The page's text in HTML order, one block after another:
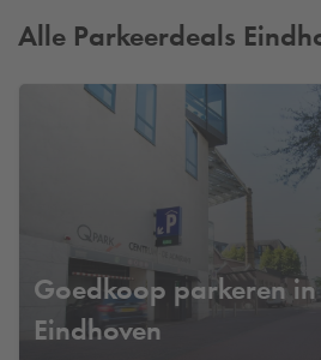
Alle Parkeerdeals
Goedkoop parkeren
Eindhoven